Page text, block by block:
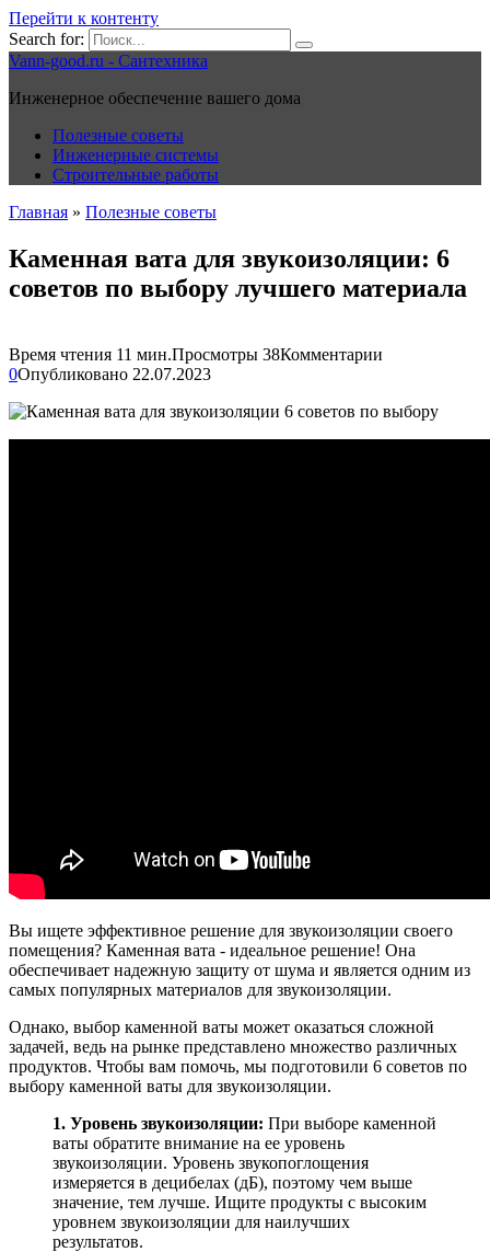
Перейти к контенту
Search for:
Vann-good.ru - Сантехника
Инженерное обеспечение вашего дома
Полезные советы
Инженерные системы
Строительные работы
Главная » Полезные советы
Каменная вата для звукоизоляции: 6
советов по выбору лучшего материала
Время чтения 11 мин.Просмотры 38Комментарии
0Опубликовано 22.07.2023
Вы ищете эффективное решение для звукоизоляции своего
помещения? Каменная вата - идеальное решение! Она
обеспечивает надежную защиту от шума и является одним из
самых популярных материалов для звукоизоляции.
Однако, выбор каменной ваты может оказаться сложной
задачей, ведь на рынке представлено множество различных
продуктов. Чтобы вам помочь, мы подготовили 6 советов по
выбору каменной ваты для звукоизоляции.
1. Уровень звукоизоляции: При выборе каменной
ваты обратите внимание на ее уровень
звукоизоляции. Уровень звукопоглощения
измеряется в децибелах (дБ), поэтому чем выше
значение, тем лучше. Ищите продукты с высоким
уровнем звукоизоляции для наилучших
результатов.